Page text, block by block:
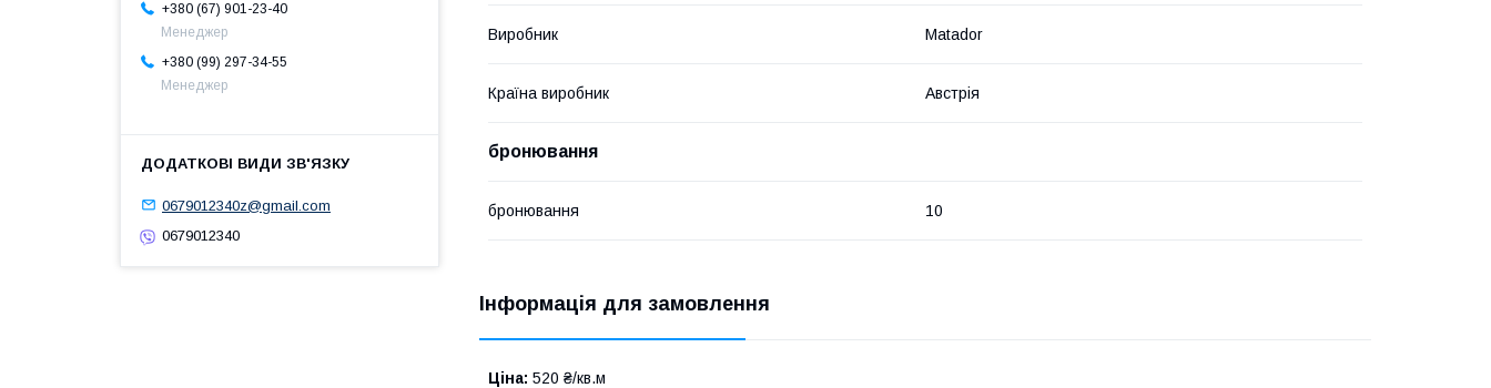
Виробник Matador
Країна виробник Австрія
бронювання
бронювання 10
Інформація для замовлення
Ціна: 520 ₴/кв.м
+380 (67) 901-23-40
Менеджер
+380 (99) 297-34-55
Менеджер
0679012340z@gmail.com
0679012340